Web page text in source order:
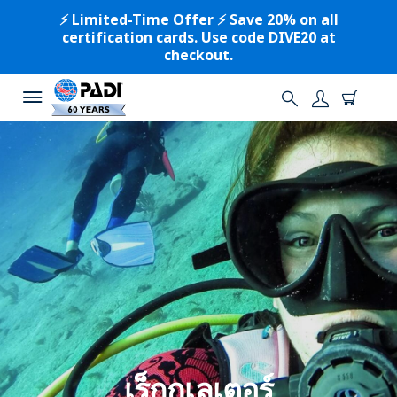
⚡️ Limited-Time Offer ⚡️ Save 20% on all
certification cards. Use code DIVE20 at
checkout.